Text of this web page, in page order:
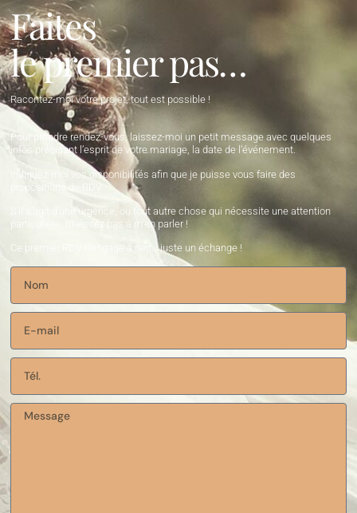
Faites
le premier pas…
Racontez-moi votre projet, tout est possible !
Pour prendre rendez-vous, laissez-moi un petit message avec quelques
infos précisant l’esprit de votre mariage, la date de l’événement.
Indiquez-moi vos disponibilités afin que je puisse vous faire des
propositions de RDV.
S’il s’agit d’une urgence, ou tout autre chose qui nécessite une attention
particulière, n’hésitez pas à m’en parler !
Ce premier RDV n’engage à rien… juste un échange !